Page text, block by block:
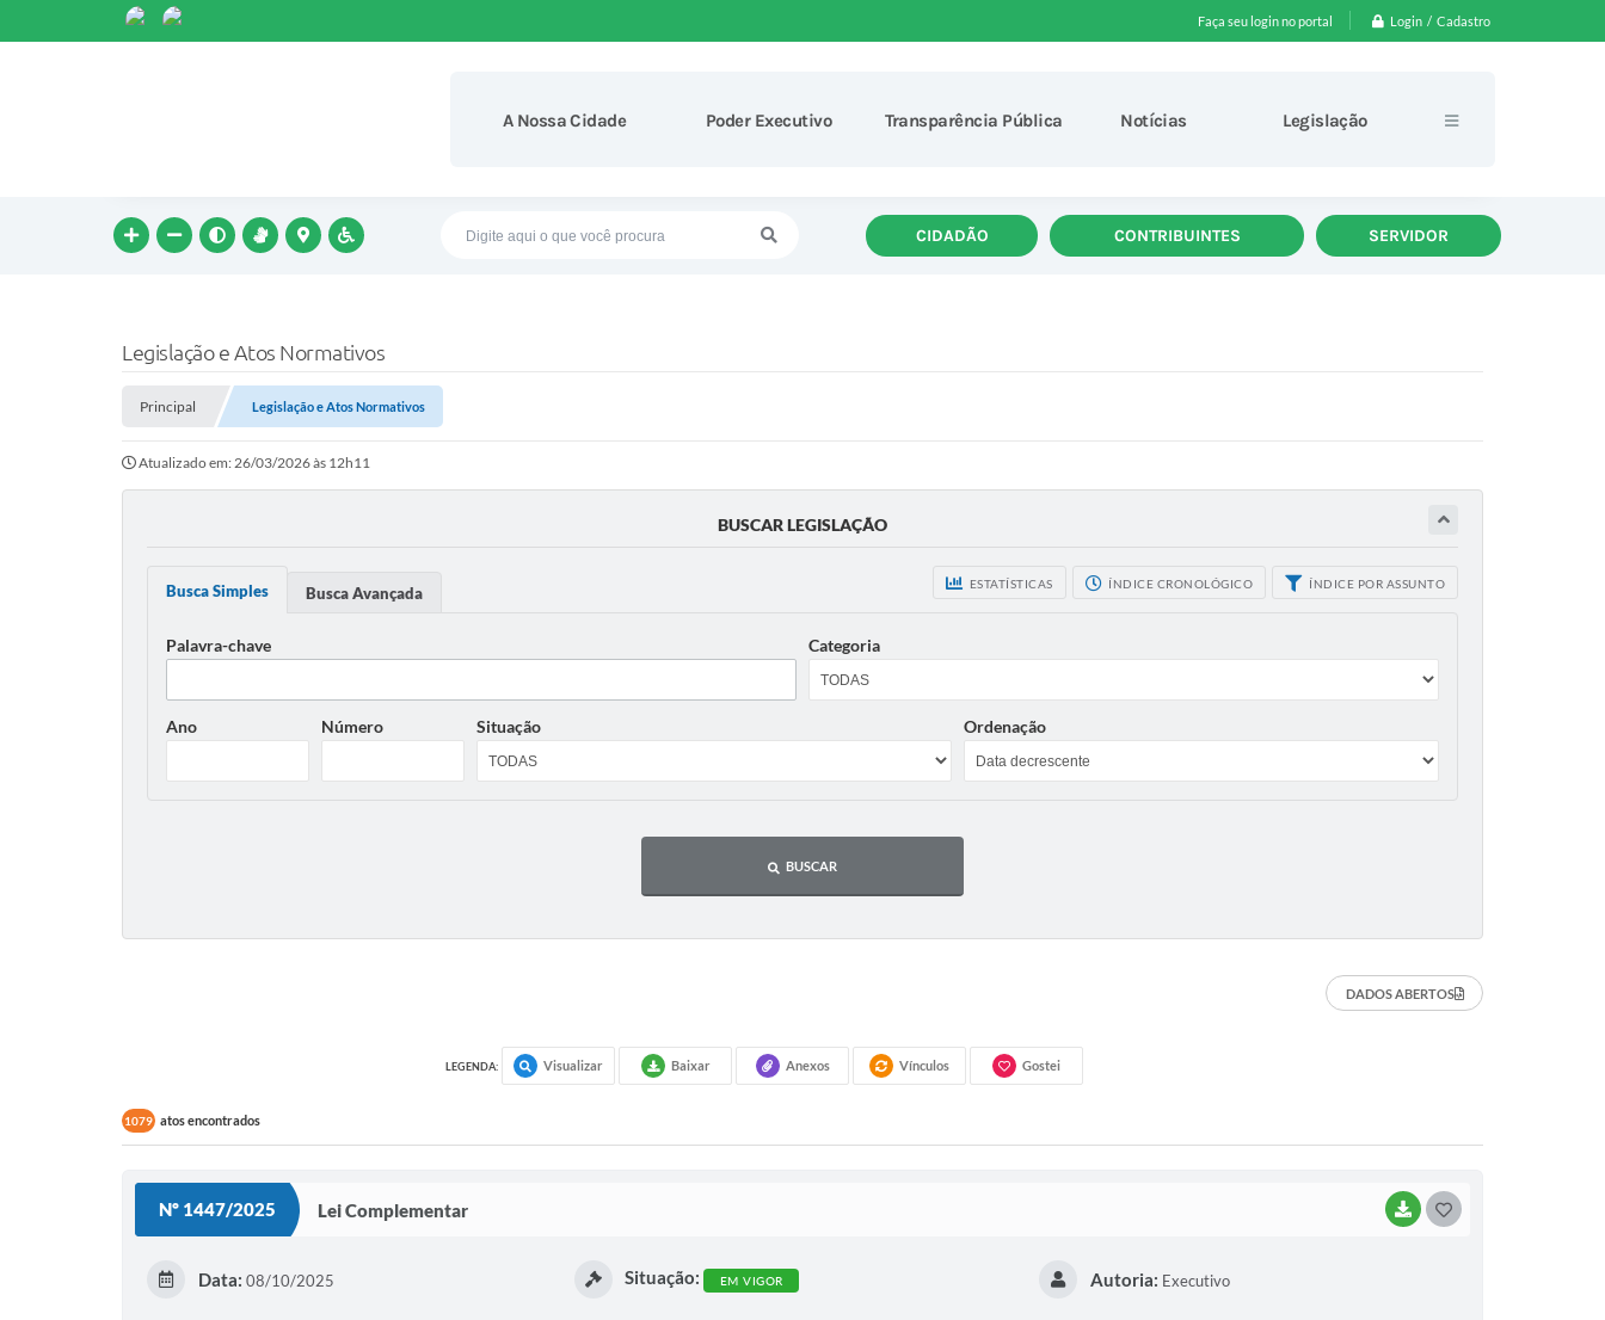
Faça seu login no portal Login / Cadastro
A Nossa Cidade Poder Executivo Transparência Pública Notícias Legislação
CIDADÃO CONTRIBUINTES SERVIDOR
Legislação e Atos Normativos
Principal Legislação e Atos Normativos
Atualizado em: 26/03/2026 às 12h11
BUSCAR LEGISLAÇÃO
ESTATÍSTICAS ÍNDICE CRONOLÓGICO ÍNDICE POR ASSUNTO
Busca Simples Busca Avançada
Palavra-chave Categoria
Ano Número Situação Ordenação
BUSCAR
DADOS ABERTOS
LEGENDA: Visualizar Baixar Anexos Vínculos Gostei
1079 atos encontrados
Nº 1447/2025 Lei Complementar BAIXAR
Data: 08/10/2025 Situação: EM VIGOR Autoria: Executivo